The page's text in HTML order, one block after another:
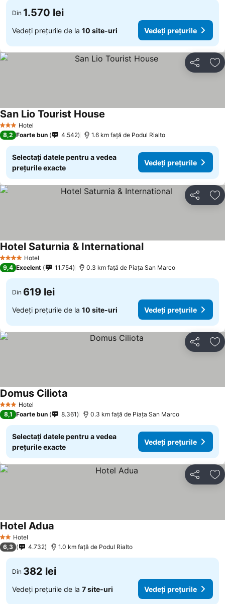
Din 1.570 lei
Vedeți prețurile de la 10 site-uri Vedeți prețurile
Distribuiți
3 SteleHotel
San Lio Tourist House
8,2 Foarte bun 4.542 1.6 km faţă de Podul Rialto
Selectați datele pentru a vedea
prețurile exacte
Vedeți prețurile
Distribuiți
4 Stele Hotel
Hotel Saturnia & InternationalVedeți prețurile
9,4 Excelent 11.754 0.3 km faţă de Piaţa San Marco
Din 619 lei
Vedeți prețurile de la 10 site-uri Vedeți prețurile
Distribuiți
3 SteleHotel
Domus Ciliota
8,1 Foarte bun 8.361 0.3 km faţă de Piaţa San Marco
Selectați datele pentru a vedea
prețurile exacte
Vedeți prețurile
Distribuiți
2 SteleHotel
Hotel Adua
6,3 4.732 1.0 km faţă de Podul Rialto
Din 382 lei
Vedeți prețurile de la 7 site-uri Vedeți prețurile